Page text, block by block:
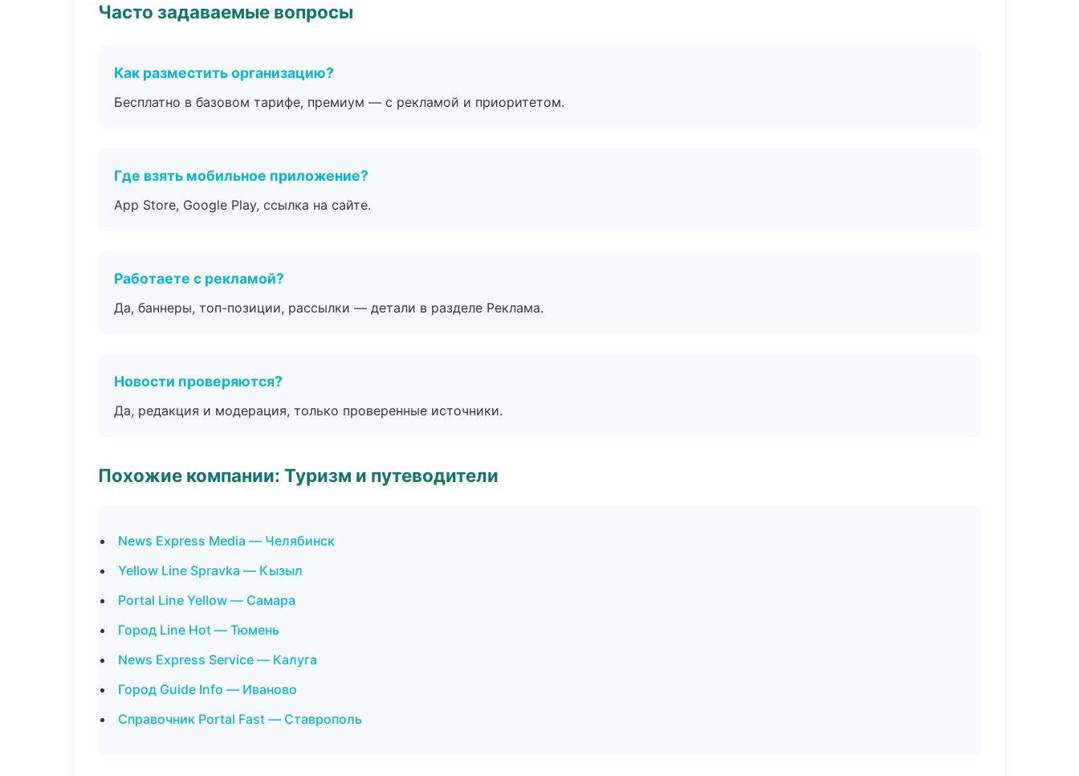
Часто задаваемые вопросы
Как разместить организацию?
Бесплатно в базовом тарифе, премиум — с рекламой и приоритетом.
Где взять мобильное приложение?
App Store, Google Play, ссылка на сайте.
Работаете с рекламой?
Да, баннеры, топ-позиции, рассылки — детали в разделе Реклама.
Новости проверяются?
Да, редакция и модерация, только проверенные источники.
Похожие компании: Туризм и путеводители
News Express Media — Челябинск
Yellow Line Spravka — Кызыл
Portal Line Yellow — Самара
Город Line Hot — Тюмень
News Express Service — Калуга
Город Guide Info — Иваново
Справочник Portal Fast — Ставрополь